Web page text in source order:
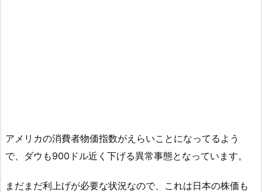
アメリカの消費者物価指数がえらいことになってるよう
で、ダウも900ドル近く下げる異常事態となっています。
まだまだ利上げが必要な状況なので、これは日本の株価も